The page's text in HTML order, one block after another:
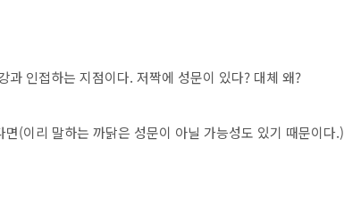
인접하는 지점이다. 저짝에 성문이 있다? 대체 왜?
(이리 말하는 까닭은 성문이 아닐 가능성도 있기 때문이다.)